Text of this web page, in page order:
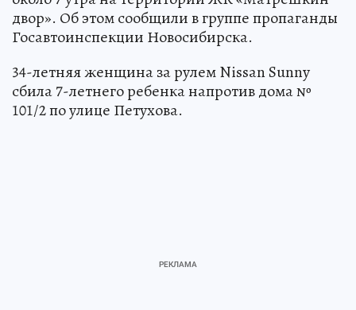
двор». Об этом сообщили в группе пропаганды
Госавтоинспекции Новосибирска.
34-летняя женщина за рулем Nissan Sunny
сбила 7-летнего ребенка напротив дома №
101/2 по улице Петухова.